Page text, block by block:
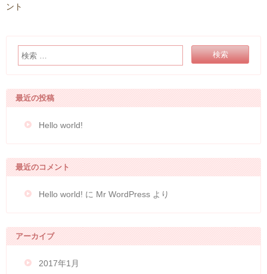
ント
最近の投稿
Hello world!
最近のコメント
Hello world! に Mr WordPress より
アーカイブ
2017年1月